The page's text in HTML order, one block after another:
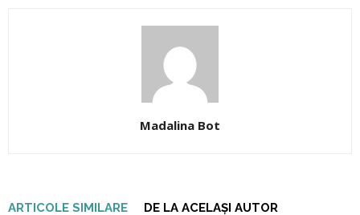
Madalina Bot
ARTICOLE SIMILARE DE LA ACELAȘI AUTOR